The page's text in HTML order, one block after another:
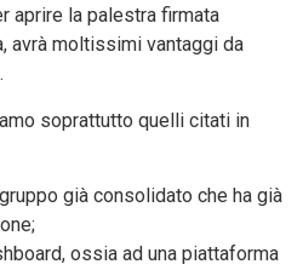
aprire la palestra firmata
avrà moltissimi vantaggi da
soprattutto quelli citati in
già consolidato che ha già
ossia ad una piattaforma